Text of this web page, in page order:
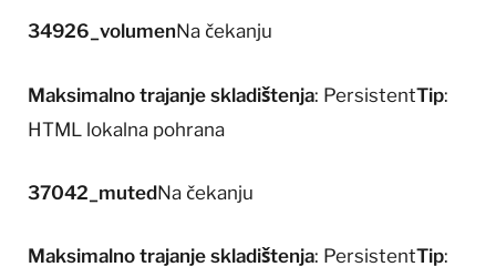
34926_volumenNa čekanju
Maksimalno trajanje skladištenja: PersistentTip:
HTML lokalna pohrana
37042_mutedNa čekanju
Maksimalno trajanje skladištenja: PersistentTip: